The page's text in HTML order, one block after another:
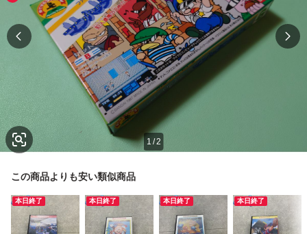
1 /2
この商品よりも安い類似商品
本日終了 本日終了 本日終了 本日終了